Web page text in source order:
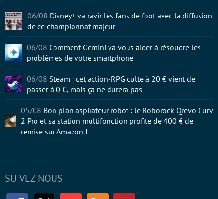
SUIVEZ-NOUS
06/08 Disney+ va ravir les fans de foot avec la diffusion
de ce championnat majeur
06/08 Comment Gemini va vous aider à résoudre les
problèmes de votre smartphone
06/08 Steam : cet action-RPG culte à 20 € vient de
passer à 0 €, mais ça ne durera pas
05/08 Bon plan aspirateur robot : le Roborock Qrevo Curv
2 Pro et sa station multifonction profite de 400 € de
remise sur Amazon !